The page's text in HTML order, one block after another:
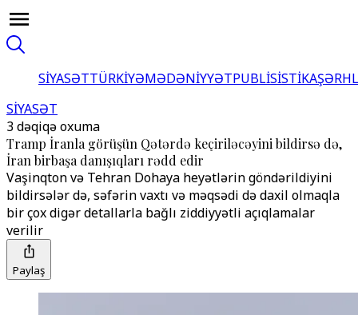
SİYASƏTTÜRKİYƏMƏDƏNİYYƏTPUBLİSİSTİKA
SİYASƏT
3 dəqiqə oxuma
Tramp İranla görüşün Qətərdə keçiriləcəyini bildirsə də,
İran birbaşa danışıqları rədd edir
Vaşinqton və Tehran Dohaya heyətlərin göndərildiyini
bildirsələr də, səfərin vaxtı və məqsədi də daxil olmaqla
bir çox digər detallarla bağlı ziddiyyətli açıqlamalar
verilir
Paylaş